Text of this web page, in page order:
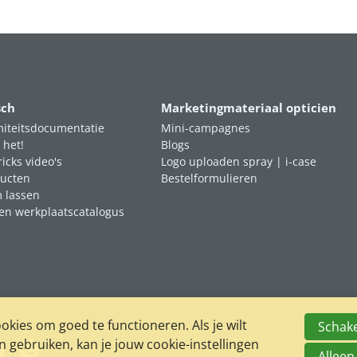
het!
video's
lassen
werkplaatscatalogus
Marketingmateriaal opticien
Mini-campagnes
Blogs
Logo uploaden spray | i-case
Bestelformulieren
om goed te functioneren. Als je wilt
gebruiken, kan je jouw cookie-instellingen